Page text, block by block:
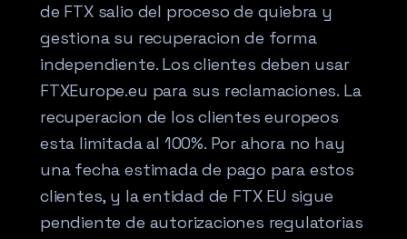
de FTX salio del proceso de quiebra y
gestiona su recuperacion de forma
independiente. Los clientes deben usar
FTXEurope.eu para sus reclamaciones. La
recuperacion de los clientes europeos
esta limitada al 100%. Por ahora no hay
una fecha estimada de pago para estos
clientes, y la entidad de FTX EU sigue
pendiente de autorizaciones regulatorias